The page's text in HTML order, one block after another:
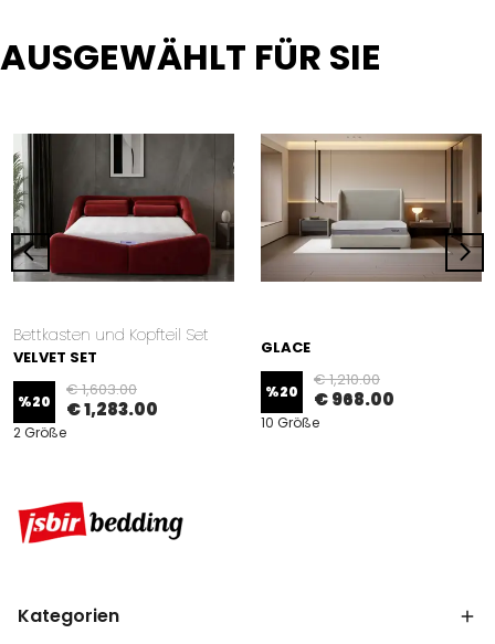
AUSGEWÄHLT FÜR SIE
Bettkasten und Kopfteil Set
VELVET SET
%20
€ 1,603.00
€ 1,283.00
2 Größe
GLACE
%20
€ 1,210.00
€ 968.00
10 Größe
Kategorien